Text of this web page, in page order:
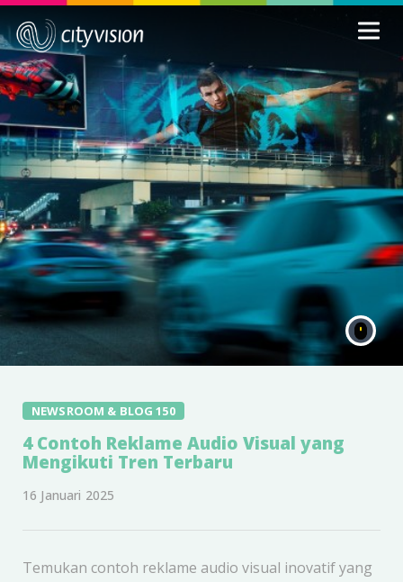
NEWSROOM & BLOG 150
4 Contoh Reklame Audio Visual yang
Mengikuti Tren Terbaru
16 Januari 2025
Temukan contoh reklame audio visual inovatif yang